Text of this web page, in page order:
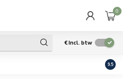
0
€Incl. btw
Geen
9.5